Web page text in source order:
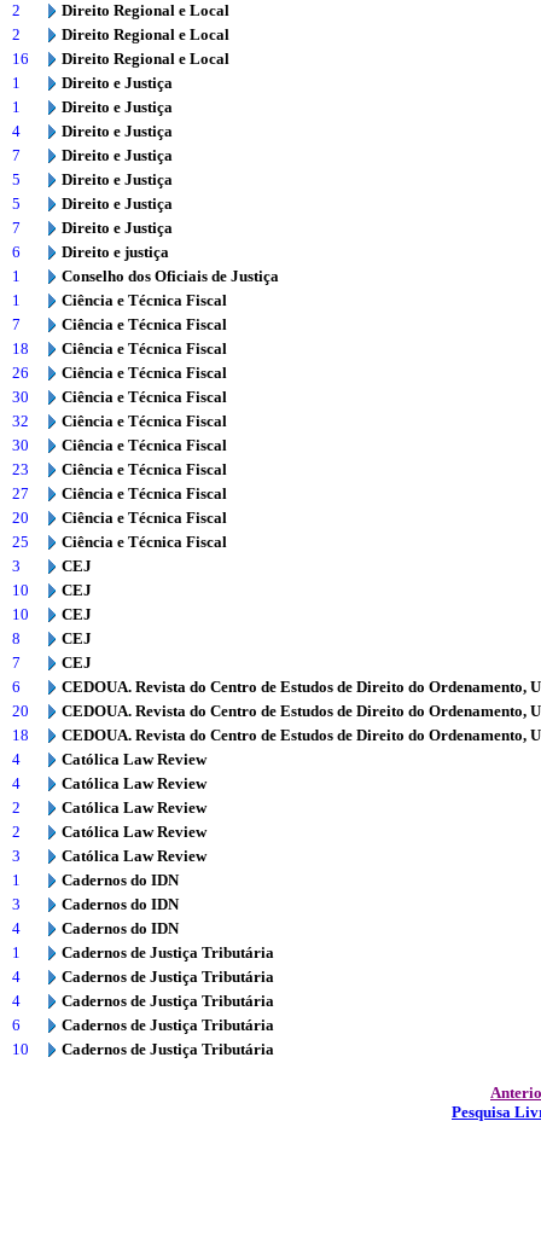
2
Direito Regional e Local
2
Direito Regional e Local
16
Direito Regional e Local
1
Direito e Justiça
1
Direito e Justiça
4
Direito e Justiça
7
Direito e Justiça
5
Direito e Justiça
5
Direito e Justiça
7
Direito e Justiça
6
Direito e justiça
1
Conselho dos Oficiais de Justiça
1
Ciência e Técnica Fiscal
7
Ciência e Técnica Fiscal
18
Ciência e Técnica Fiscal
26
Ciência e Técnica Fiscal
30
Ciência e Técnica Fiscal
32
Ciência e Técnica Fiscal
30
Ciência e Técnica Fiscal
23
Ciência e Técnica Fiscal
27
Ciência e Técnica Fiscal
20
Ciência e Técnica Fiscal
25
Ciência e Técnica Fiscal
3
CEJ
10
CEJ
10
CEJ
8
CEJ
7
CEJ
6
CEDOUA. Revista do Centro de Estudos de Direito do Ordenamento,
20
CEDOUA. Revista do Centro de Estudos de Direito do Ordenamento,
18
CEDOUA. Revista do Centro de Estudos de Direito do Ordenamento,
4
Católica Law Review
4
Católica Law Review
2
Católica Law Review
2
Católica Law Review
3
Católica Law Review
1
Cadernos do IDN
3
Cadernos do IDN
4
Cadernos do IDN
1
Cadernos de Justiça Tributária
4
Cadernos de Justiça Tributária
4
Cadernos de Justiça Tributária
6
Cadernos de Justiça Tributária
10
Cadernos de Justiça Tributária
Pesquisa